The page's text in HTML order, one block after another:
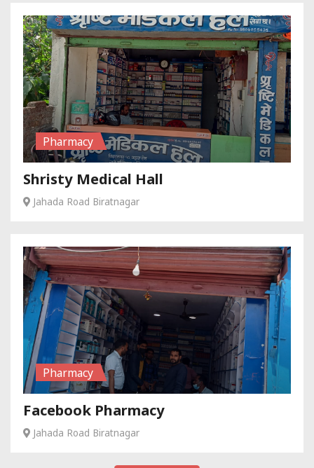
Pharmacy
Shristy Medical Hall
Jahada Road Biratnagar
Pharmacy
Facebook Pharmacy
Jahada Road Biratnagar